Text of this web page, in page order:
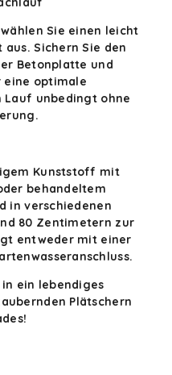
Sie einen leicht
Sichern Sie den
Betonplatte und
eine optimale
Lauf unbedingt ohne
Kunststoff mit
behandeltem
in verschiedenen
80 Zentimetern zur
entweder mit einer
ein lebendiges
Plätschern